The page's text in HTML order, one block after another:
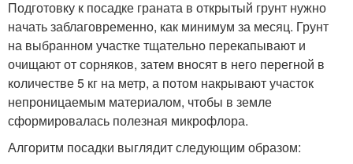
Подготовку к посадке граната в открытый грунт нужно
начать заблаговременно, как минимум за месяц. Грунт
на выбранном участке тщательно перекапывают и
очищают от сорняков, затем вносят в него перегной в
количестве 5 кг на метр, а потом накрывают участок
непроницаемым материалом, чтобы в земле
сформировалась полезная микрофлора.
Алгоритм посадки выглядит следующим образом: